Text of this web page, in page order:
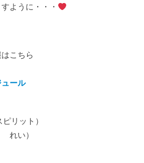
ように・・・
こちら
ール
リット）
れい）